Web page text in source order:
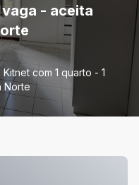
vaga - aceita
com 1 quarto - 1
Norte